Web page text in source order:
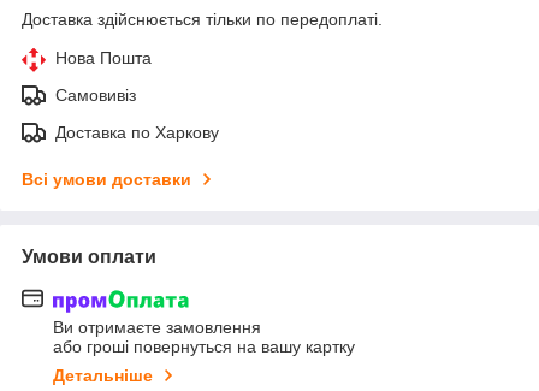
Доставка здійснюється тільки по передоплаті.
Нова Пошта
Самовивіз
Доставка по Харкову
Всі умови доставки
Умови оплати
Ви отримаєте замовлення
або гроші повернуться на вашу картку
Детальніше